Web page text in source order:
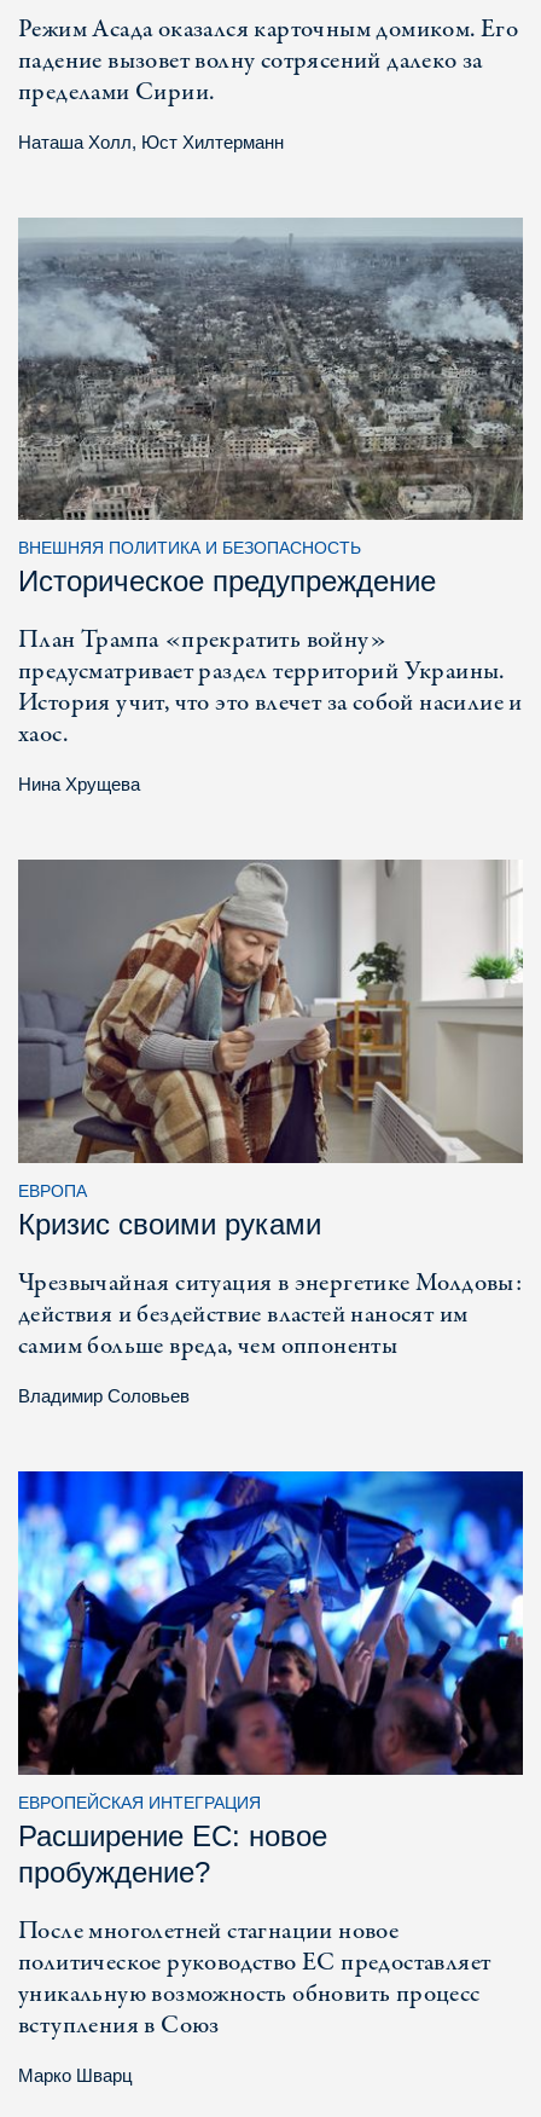
Режим Асада оказался карточным домиком. Его
падение вызовет волну сотрясений далеко за
пределами Сирии.
Наташа Холл, Юст Хилтерманн
ВНЕШНЯЯ ПОЛИТИКА И БЕЗОПАСНОСТЬ
Историческое предупреждение
План Трампа «прекратить войну»
предусматривает раздел территорий Украины.
История учит, что это влечет за собой насилие и
хаос.
Нина Хрущева
ЕВРОПА
Кризис своими руками
Чрезвычайная ситуация в энергетике Молдовы:
действия и бездействие властей наносят им
самим больше вреда, чем оппоненты
Владимир Соловьев
ЕВРОПЕЙСКАЯ ИНТЕГРАЦИЯ
Расширение ЕС: новое
пробуждение?
После многолетней стагнации новое
политическое руководство ЕС предоставляет
уникальную возможность обновить процесс
вступления в Союз
Марко Шварц